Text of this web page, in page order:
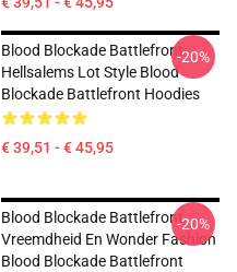
Blood Blockade Battlefront
Hellsalems Lot Style Blood
Blockade Battlefront Hoodies
€ 39,51 - € 45,95
-20%
Blood Blockade Battlefront
Vreemdheid En Wonder Fashion
Blood Blockade Battlefront
-20%